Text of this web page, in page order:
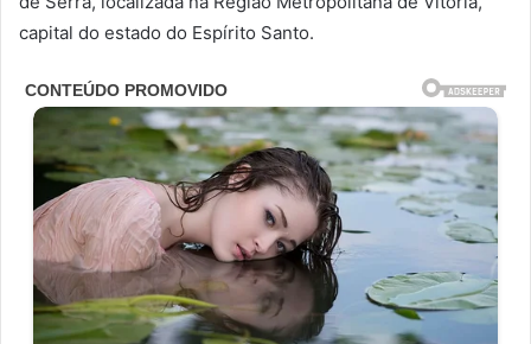
capital do estado do Espírito Santo.